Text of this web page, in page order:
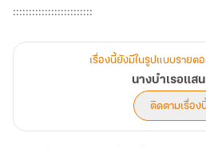
เรื่องนี้ยังมีในรูปแบบรายต
นางบำเรอแส
ติดตามเรื่อง